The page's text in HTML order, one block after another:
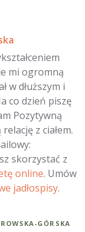
mi ogromną
w dłuższym i
co dzień piszę
Pozytywną
z ciałem.
skorzystać z
online. Umów
jadłospisy.
GÓRSKA